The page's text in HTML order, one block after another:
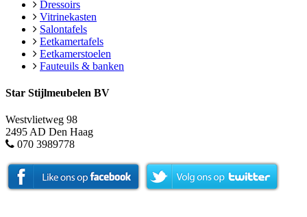
Dressoirs
Vitrinekasten
Salontafels
Eetkamertafels
Eetkamerstoelen
Fauteuils & banken
Star Stijlmeubelen BV
Westvlietweg 98
2495 AD Den Haag
070 3989778